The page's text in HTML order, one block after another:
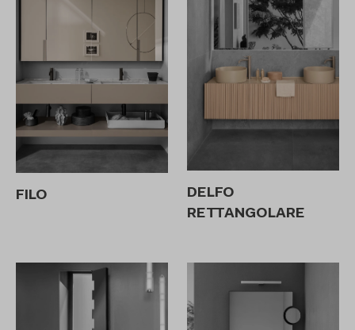
FILO
DELFO
RETTANGOLARE